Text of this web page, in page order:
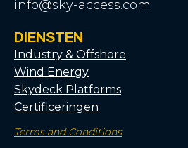
info@sky-access.com
DIENSTEN
Industry & Offshore
Wind Energy
Skydeck Platforms
Certificeringen
Terms and Conditions